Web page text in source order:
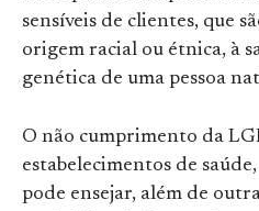
sensíveis de clientes, que
origem racial ou étnica, à
genética de uma pessoa
O não cumprimento da
estabelecimentos de
pode ensejar, além de